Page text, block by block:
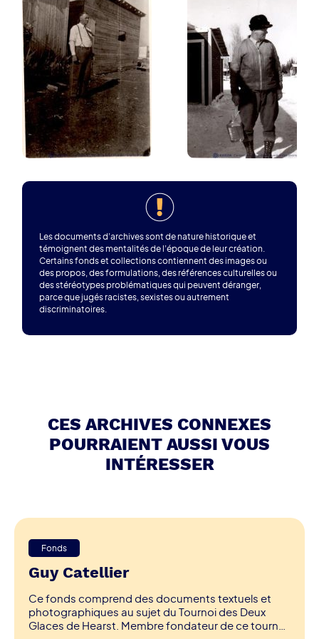
Les documents d’archives sont de nature historique et
témoignent des mentalités de l’époque de leur création.
Certains fonds et collections contiennent des images ou
des propos, des formulations, des références culturelles ou
des stéréotypes problématiques qui peuvent déranger,
parce que jugés racistes, sexistes ou autrement
discriminatoires.
CES ARCHIVES CONNEXES
POURRAIENT AUSSI VOUS
INTÉRESSER
Fonds
Guy Catellier
Ce fonds comprend des documents textuels et
photographiques au sujet du Tournoi des Deux
Glaces de Hearst. Membre fondateur de ce tournoi,